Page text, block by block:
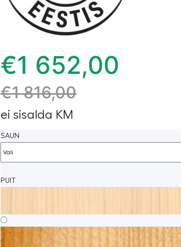
€1 652,00
€1 816,00
ei sisalda KM
SAUN
PUIT